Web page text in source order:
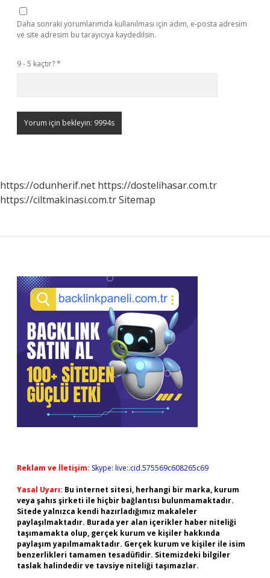
Daha sonraki yorumlarımda kullanılması için adım, e-posta adresim
ve site adresim bu tarayıcıya kaydedilsin.
9 - 5 kaçtır?*
https://odunherif.net https://dostelihasar.com.tr
https://ciltmakinasi.com.trSitemap
Sidebar
Reklam ve İletişim: Skype: live:.cid.575569c608265c69
Yasal Uyarı: Bu internet sitesi, herhangi bir marka, kurum
veya şahıs şirketi ile hiçbir bağlantısı bulunmamaktadır.
Sitede yalnızca kendi hazırladığımız makaleler
paylaşılmaktadır. Burada yer alan içerikler haber niteliği
taşımamakta olup, gerçek kurum ve kişiler hakkında
paylaşım yapılmamaktadır. Gerçek kurum ve kişiler ile isim
benzerlikleri tamamen tesadüfidir. Sitemizdeki bilgiler
taslak halindedir ve tavsiye niteliği taşımazlar.